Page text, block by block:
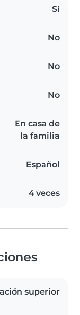
Sí
No
No
No
En casa de
la familia
Español
4 veces
superior